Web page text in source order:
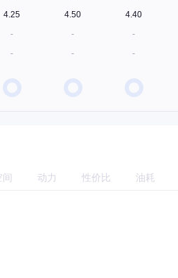
4.25
-
-
4.50
-
-
4.40
-
-
动力 性价比 油耗